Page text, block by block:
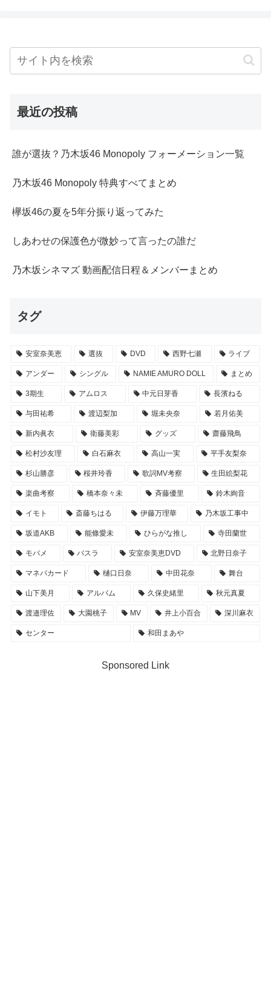
最近の投稿
誰が選抜？乃木坂46 Monopoly フォーメーション一覧
乃木坂46 Monopoly 特典すべてまとめ
欅坂46の夏を5年分振り返ってみた
しあわせの保護色が微妙って言ったの誰だ
乃木坂シネマズ 動画配信日程＆メンバーまとめ
タグ
安室奈美恵 選抜 DVD 西野七瀬 ライブ
アンダー シングル NAMIE AMURO DOLL まとめ
3期生 アムロス 中元日芽香 長濱ねる
与田祐希 渡辺梨加 堀未央奈 若月佑美
新内眞衣 衛藤美彩 グッズ 齋藤飛鳥
松村沙友理 白石麻衣 高山一実 平手友梨奈
杉山勝彦 桜井玲香 歌詞MV考察 生田絵梨花
楽曲考察 橋本奈々未 斉藤優里 鈴木絢音
イモト 斎藤ちはる 伊藤万理華 乃木坂工事中
坂道AKB 能條愛未 ひらがな推し 寺田蘭世
モバメ バスラ 安室奈美恵DVD 北野日奈子
マネパカード 樋口日奈 中田花奈 舞台
山下美月 アルバム 久保史緒里 秋元真夏
渡邉理佐 大園桃子 MV 井上小百合 深川麻衣
センター 和田まあや
Sponsored Link